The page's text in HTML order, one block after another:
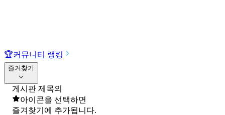
🏆커뮤니티 랭킹
즐겨찾기
게시판 제목의
아이콘을 선택하면
즐겨찾기에 추가됩니다.